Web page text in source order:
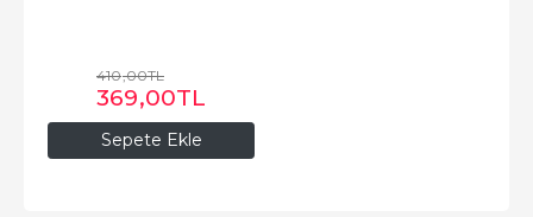
Sepete Ekle
410,00TL
369,00TL